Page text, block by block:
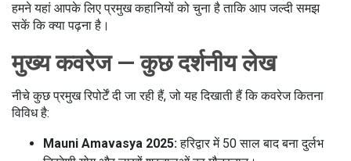
हमने यहां आपके लिए प्रमुख कहानियों को चुना है ताकि आप जल्दी समझ
सकें कि क्या पढ़ना है।
मुख्य कवरेज — कुछ दर्शनीय लेख
नीचे कुछ प्रमुख रिपोर्टें दी जा रही हैं, जो यह दिखाती हैं कि कवरेज कितना
विविध है:
Mauni Amavasya 2025:हरिद्वार में 50 साल बाद बना दुर्लभ